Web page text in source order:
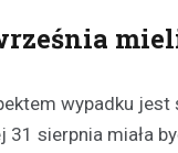
wypadku jest
31 sierpnia miała